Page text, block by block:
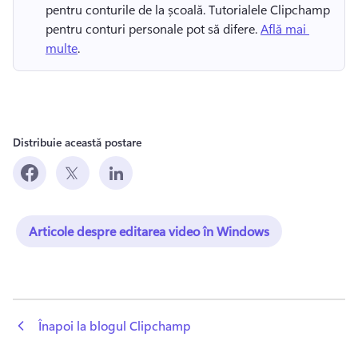
pentru conturile de la școală. Tutorialele Clipchamp
pentru conturi personale pot să difere. Află mai
multe.
Distribuie această postare
Articole despre editarea video în Windows
Înapoi la blogul Clipchamp